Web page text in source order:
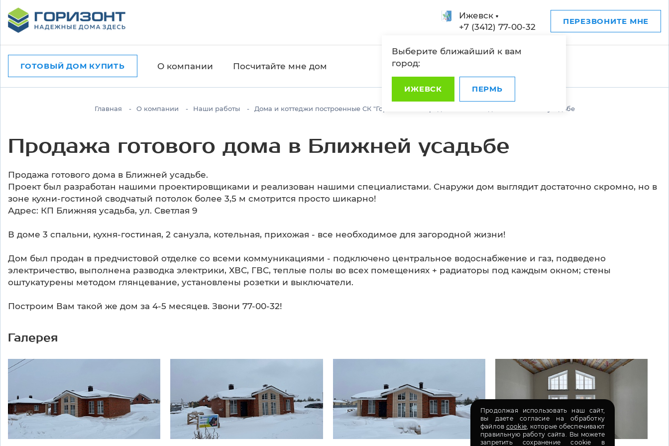
ГОТОВЫЙ ДОМ КУПИТЬ О компании Посчитайте мне дом
Ижевск
Выберите ближайший к вам
город:
ИЖЕВСК ПЕРМЬ
+7 (3412) 77-00-32
ПЕРЕЗВОНИТЕ МНЕ
Главная О компании Наши работы Дома и коттеджи построенные СК "Горизонт" Продажа готового дома в Ближней усадьбе
Продажа готового дома в Ближней усадьбе
Продажа готового дома в Ближней усадьбе.
Проект был разработан нашими проектировщиками и реализован нашими специалистами. Снаружи дом выглядит достаточно скромно, но в
зоне кухни-гостиной сводчатый потолок более 3,5 м смотрится просто шикарно!
Адрес: КП Ближняя усадьба, ул. Светлая 9
В доме 3 спальни, кухня-гостиная, 2 санузла, котельная, прихожая - все необходимое для загородной жизни!
Дом был продан в предчистовой отделке со всеми коммуникациями - подключено центральное водоснабжение и газ, подведено
электричество, выполнена разводка электрики, ХВС, ГВС, теплые полы во всех помещениях + радиаторы под каждым окном; стены
оштукатурены методом глянцевание, установлены розетки и выключатели.
Построим Вам такой же дом за 4-5 месяцев. Звони 77-00-32!
Галерея
Продолжая использовать наш сайт,
вы даете согласие на обработку
файлов cookie, которые обеспечивают
правильную работу сайта. Вы можете
запретить сохранение cookie в